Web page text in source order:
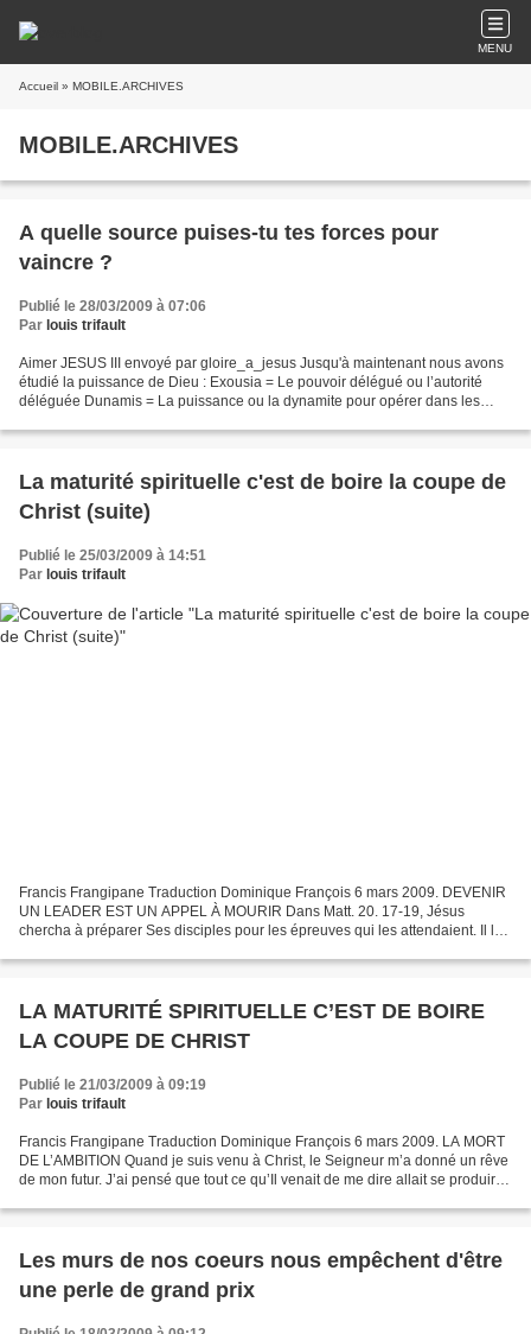
MENU
Accueil » MOBILE.ARCHIVES
MOBILE.ARCHIVES
A quelle source puises-tu tes forces pour
vaincre ?
Publié le 28/03/2009 à 07:06
Par louis trifault
Aimer JESUS III envoyé par gloire_a_jesus Jusqu'à maintenant nous avons
étudié la puissance de Dieu : Exousia = Le pouvoir délégué ou l’autorité
déléguée Dunamis = La puissance ou la dynamite pour opérer dans les
La maturité spirituelle c'est de boire la coupe de
Christ (suite)
Publié le 25/03/2009 à 14:51
Par louis trifault
Francis Frangipane Traduction Dominique François 6 mars 2009. DEVENIR
UN LEADER EST UN APPEL À MOURIR Dans Matt. 20. 17-19, Jésus
chercha à préparer Ses disciples pour les épreuves qui les attendaient. Il les
LA MATURITÉ SPIRITUELLE C’EST DE BOIRE
LA COUPE DE CHRIST
Publié le 21/03/2009 à 09:19
Par louis trifault
Francis Frangipane Traduction Dominique François 6 mars 2009. LA MORT
DE L’AMBITION Quand je suis venu à Christ, le Seigneur m’a donné un rêve
de mon futur. J’ai pensé que tout ce qu’Il venait de me dire allait se produire
Les murs de nos coeurs nous empêchent d'être
une perle de grand prix